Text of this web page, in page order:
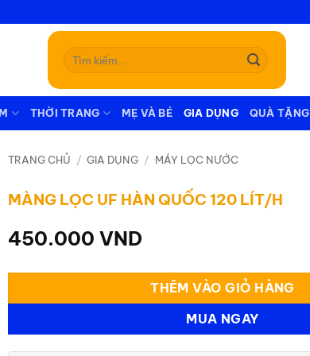
Tìm
kiếm:
THỜI TRANG MẸ VÀ BÉ GIA DỤNG QUÀ TẶNG
TRANG CHỦ / GIA DỤNG / MÁY LỌC NƯỚC
MÀNG LỌC UF HÀN QUỐC 120 LÍT/H
450.000 VND
THÊM VÀO GIỎ HÀNG
MUA NGAY